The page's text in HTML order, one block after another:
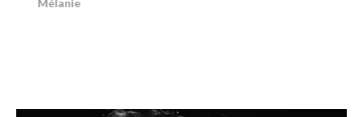
Ophélie